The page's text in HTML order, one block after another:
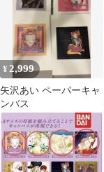
¥ 2,999
矢沢あい ペーパーキャ
ンバス